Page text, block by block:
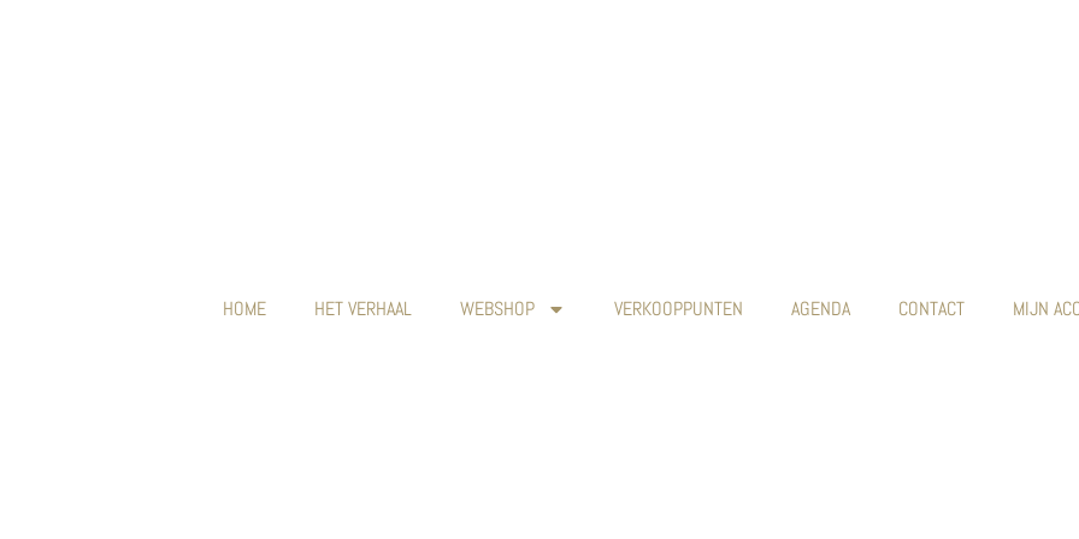
HOME HET VERHAAL WEBSHOP VERKOOPPUNTEN AGENDA CONTACT MIJN